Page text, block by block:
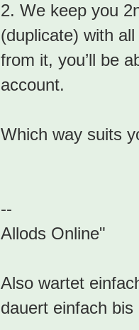
2. We keep you
(duplicate) with
from it, you’ll be
account.
Which way suits
--
Allods Online"
Also wartet
dauert einfach